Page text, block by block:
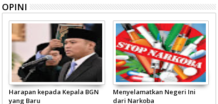
OPINI
Harapan kepada Kepala BGN
yang Baru
Menyelamatkan Negeri Ini
dari Narkoba